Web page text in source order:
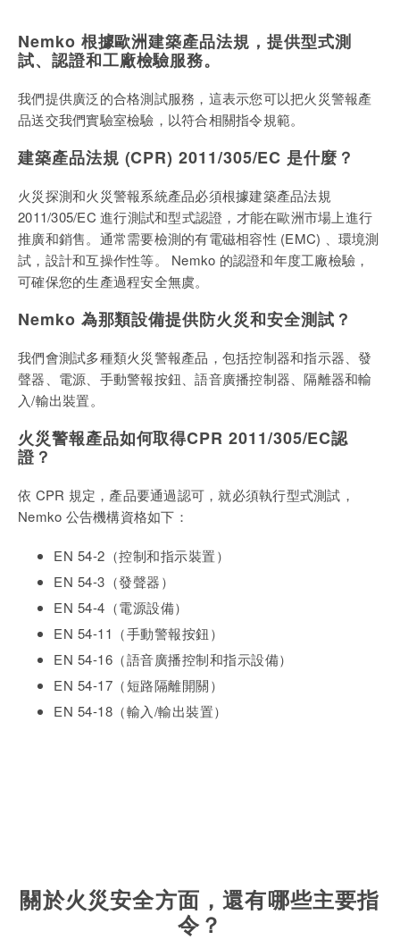
Nemko 根據歐洲建築產品法規 ， 提供型式測
試、認證和工廠檢驗服務。
我們提供廣泛的合格測試服務，這表示您可以把火災警報產
品送交我們實驗室檢驗，以符合相關指令規範。
建築產品法規 (CPR) 2011/305/EC 是什麼 ？
火災探測和火災警報系統產品必須根據建築產品法規
2011/305/EC 進行測試和型式認證， 才能在歐洲市場上進行
推廣和銷售。通常需要檢測的有電磁相容性 (EMC)
環境測
試，設計和互操作性等。 Nemko 的認證和年度工廠檢驗，
可確保您的生產過程安全無虞。
Nemko 為那類設備提供防火災和安全測試？
我們會測試多種類火災警報產品，包括控制器和指示器、發
聲器、電源、手動警報按鈕、語音廣播控制器、隔離器和輸
入/輸出裝置。
火災警報產品如何取得CPR 2011/305/EC認
證？
依 CPR 規定， 產品要通過認可，就必須執行型式測試，
Nemko 公告機構資格如下 ：
EN 54-2 （控制和指示裝置）
EN 54-3 （發聲器）
EN 54-4 （電源設備）
EN 54-11 （手動警報按鈕）
EN 54-16 （語音廣播控制和指示設備）
EN 54-17 （短路隔離開關）
EN 54-18 （輸入/輸出裝置）
關於火災安全方面，還有哪些主要指
令？